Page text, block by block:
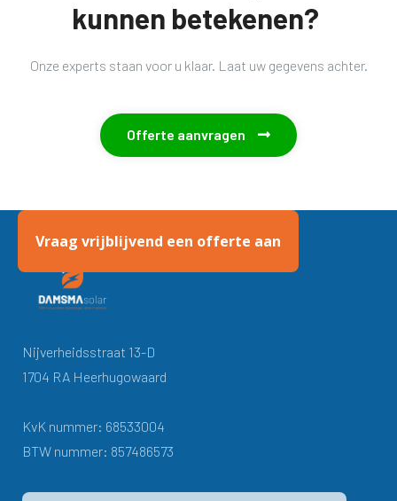
kunnen betekenen?
Onze experts staan voor u klaar. Laat uw gegevens achter.
Offerte aanvragen 
Vraag vrijblijvend een offerte aan
Nijverheidsstraat 13-D
1704 RA Heerhugowaard
KvK nummer: 68533004
BTW nummer: 857486573